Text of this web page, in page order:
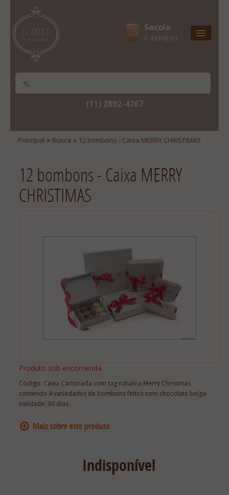
Sacola
0 item(ns)
Natal & 2017
Lista De Desejos
Minha Conta
Site Institucional
Lista De Desejos
Lista De Comparação
(11) 2892-4767
Principal » Busca » 12 bombons - Caixa MERRY CHRISTIMAS
12 bombons - Caixa MERRY
CHRISTIMAS
Produto sob encomenda
Código: Caixa Cartonada com tag natalina Merry Christmas
contendo 4 variedades de bombons feitos com chocolate belga
Validade: 30 dias
Indisponível